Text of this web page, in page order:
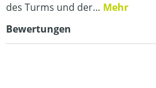
des Turms und der… Mehr
Bewertungen